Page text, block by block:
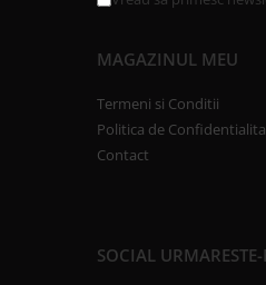
MAGAZINUL MEU
Termeni si Conditii
Politica de
Contact
SOCIAL